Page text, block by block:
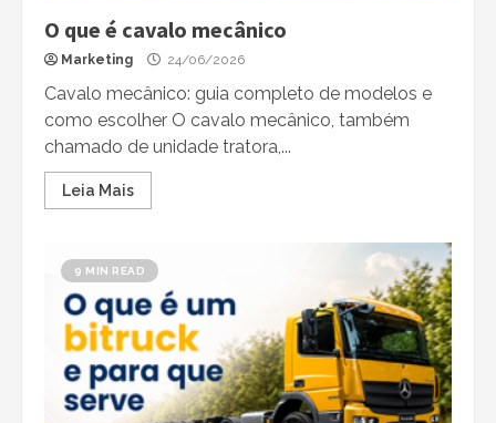
O que é cavalo mecânico
Marketing 24/06/2026
Cavalo mecânico: guia completo de modelos e
como escolher O cavalo mecânico, também
chamado de unidade tratora,...
Leia Mais
9 MIN READ